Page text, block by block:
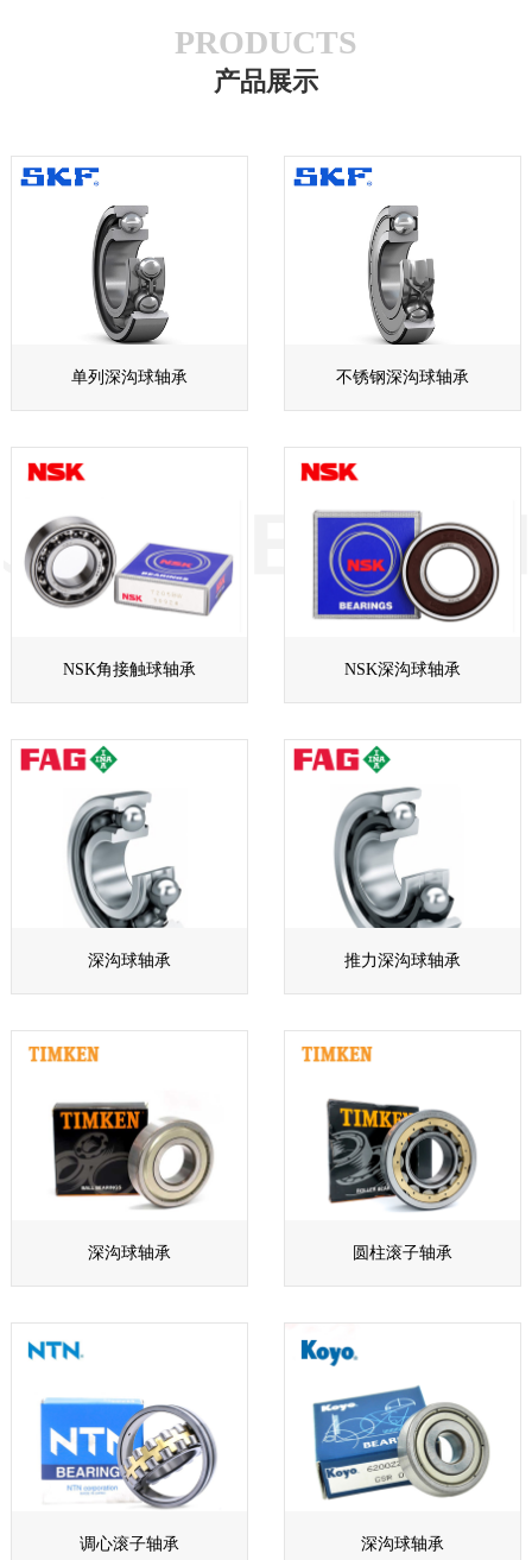
PRODUCTS
产品展示
单列深沟球轴承 不锈钢深沟球轴承
NSK角接触球轴承 NSK深沟球轴承
深沟球轴承 推力深沟球轴承
深沟球轴承 圆柱滚子轴承
调心滚子轴承 深沟球轴承